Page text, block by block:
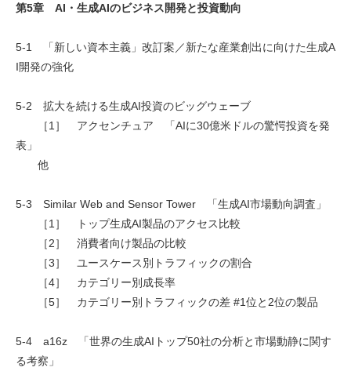
第5章 AI・生成AIのビジネス開発と投資動向
5-1 「新しい資本主義」改訂案／新たな産業創出に向けた生成A
I開発の強化
5-2 拡大を続ける生成AI投資のビッグウェーブ
［1］ アクセンチュア 「AIに30億米ドルの驚愕投資を発
表」
他
5-3 Similar Web and Sensor Tower 「生成AI市場動向調査」
［1］ トップ生成AI製品のアクセス比較
［2］ 消費者向け製品の比較
［3］ ユースケース別トラフィックの割合
［4］ カテゴリー別成長率
［5］ カテゴリー別トラフィックの差 #1位と2位の製品
5-4 a16z 「世界の生成AIトップ50社の分析と市場動静に関す
る考察」